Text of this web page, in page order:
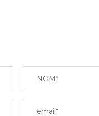
NOM*
email*